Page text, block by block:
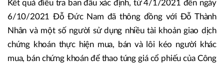
Kết quả điều tra ban đầu xác định, từ 4/1/2021 đến ngày
6/10/2021 Đỗ Đức Nam đã thông đồng với Đỗ Thành
Nhân và một số người sử dụng nhiều tài khoản giao dịch
chứng khoán thực hiện mua, bán và lôi kéo người khác
mua, bán chứng khoán để thao túng giá cổ phiếu của Công